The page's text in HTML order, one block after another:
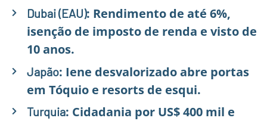
Dubai (EAU): Rendimento de até 6%,
isenção de imposto de renda e visto de
10 anos.
Japão: Iene desvalorizado abre portas
em Tóquio e resorts de esqui.
Turquia: Cidadania por US$ 400 mil e